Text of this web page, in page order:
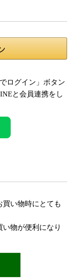
ログイン」ボタン
と会員連携をし
い物時にとても
物が便利になり